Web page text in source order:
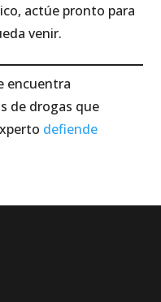
actúe pronto para
venir.
encuentra
de drogas que
defiende